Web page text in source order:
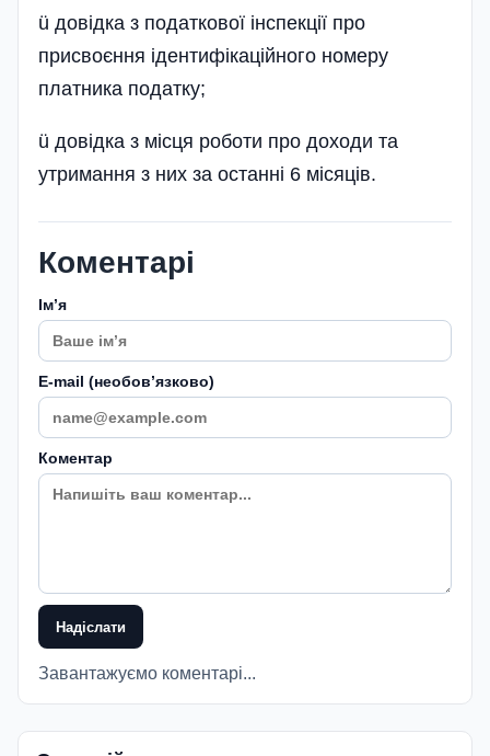
ü довідка з податкової інспекції про
присвоєння ідентифікаційного номеру
платника податку;
ü довідка з місця роботи про доходи та
утримання з них за останні 6 місяців.
Коментарі
Імʼя
E-mail (необовʼязково)
Коментар
Надіслати
Завантажуємо коментарі...